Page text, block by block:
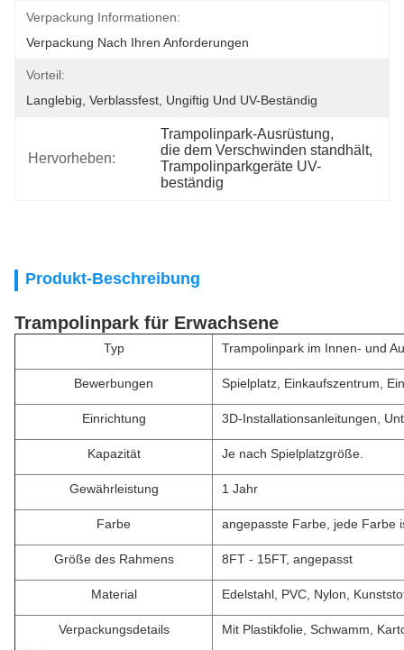
Verpackung Informationen:
Verpackung Nach Ihren Anforderungen
Vorteil:
Langlebig, Verblassfest, Ungiftig Und UV-Beständig
Hervorheben:
Trampolinpark-Ausrüstung,
die dem Verschwinden standhält
Trampolinparkgeräte UV-
beständig
Produkt-Beschreibung
Trampolinpark für Erwachsene
Typ Trampolinpark im Innen- und
Bewerbungen Spielplatz, Einkaufszentrum,
Einrichtung 3D-Installationsanleitungen,
Kapazität Je nach Spielplatzgröße.
Gewährleistung 1 Jahr
Farbe angepasste Farbe, jede Farbe
Größe des Rahmens 8FT - 15FT, angepasst
Material Edelstahl, PVC, Nylon,
Verpackungsdetails
Mit Plastikfolie, Schwamm,